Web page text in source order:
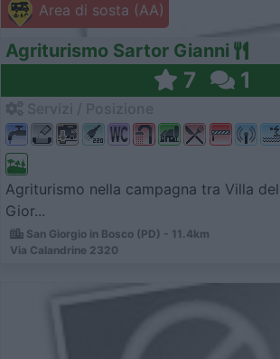
Area di sosta (AA)
Agriturismo Sartor Gianni
7 1
Agriturismo nella campagna tra Villa
Gior...
San Giorgio in Bosco (PD) - 11.4km
Via Calandrine 2320